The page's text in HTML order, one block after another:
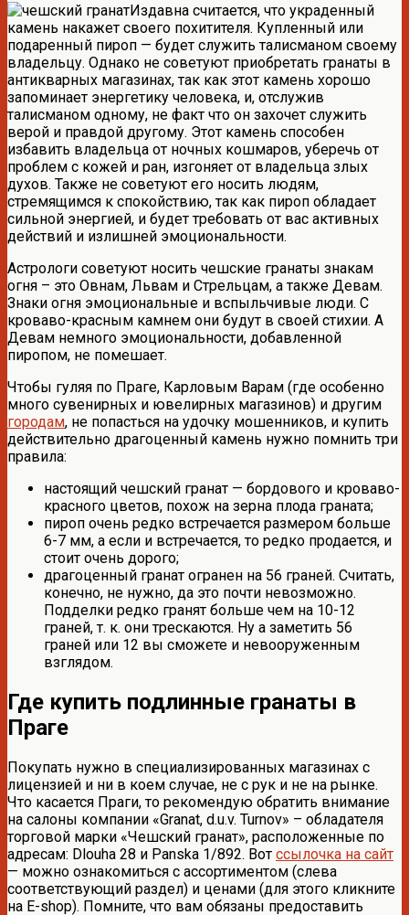
Издавна считается, что украденный
камень накажет своего похитителя. Купленный или
подаренный пироп — будет служить талисманом своему
владельцу. Однако не советуют приобретать гранаты в
антикварных магазинах, так как этот камень хорошо
запоминает энергетику человека, и, отслужив
талисманом одному, не факт что он захочет служить
верой и правдой другому. Этот камень способен
избавить владельца от ночных кошмаров, уберечь от
проблем с кожей и ран, изгоняет от владельца злых
духов. Также не советуют его носить людям,
стремящимся к спокойствию, так как пироп обладает
сильной энергией, и будет требовать от вас активных
действий и излишней эмоциональности.
Астрологи советуют носить чешские гранаты знакам
огня – это Овнам, Львам и Стрельцам, а также Девам.
Знаки огня эмоциональные и вспыльчивые люди. С
кроваво-красным камнем они будут в своей стихии. А
Девам немного эмоциональности, добавленной
пиропом, не помешает.
Чтобы гуляя по Праге, Карловым Варам (где особенно
много сувенирных и ювелирных магазинов) и другим
городам, не попасться на удочку мошенников, и купить
действительно драгоценный камень нужно помнить три
правила:
настоящий чешский гранат — бордового и кроваво-
красного цветов, похож на зерна плода граната;
пироп очень редко встречается размером больше
6-7 мм, а если и встречается, то редко продается, и
стоит очень дорого;
драгоценный гранат огранен на 56 граней. Считать,
конечно, не нужно, да это почти невозможно.
Подделки редко гранят больше чем на 10-12
граней, т. к. они трескаются. Ну а заметить 56
граней или 12 вы сможете и невооруженным
взглядом.
Где купить подлинные гранаты в
Праге
Покупать нужно в специализированных магазинах с
лицензией и ни в коем случае, не с рук и не на рынке.
Что касается Праги, то рекомендую обратить внимание
на салоны компании «Granat, d.u.v. Turnov» – обладателя
торговой марки «Чешский гранат», расположенные по
адресам: Dlouha 28 и Panska 1/892. Вот ссылочка на сайт
— можно ознакомиться с ассортиментом (слева
соответствующий раздел) и ценами (для этого кликните
на E-shop). Помните, что вам обязаны предоставить